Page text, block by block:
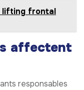
lifting frontal
affectent
responsables